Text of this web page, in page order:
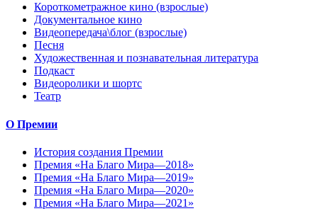
Короткометражное кино (взрослые)
Документальное кино
Видеопередача\блог (взрослые)
Песня
Художественная и познавательная литература
Подкаст
Видеоролики и шортс
Театр
О Премии
История создания Премии
Премия «На Благо Мира—2018»
Премия «На Благо Мира—2019»
Премия «На Благо Мира—2020»
Премия «На Благо Мира—2021»